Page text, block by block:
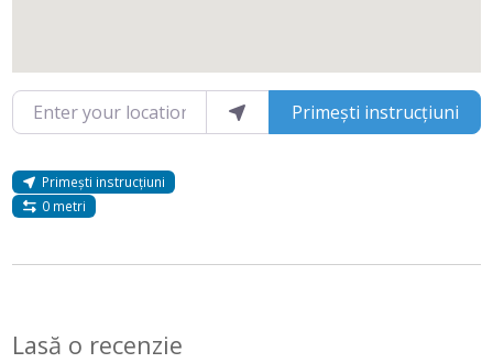
Enter your location
Primești instrucțiuni
Primești instrucțiuni
0 metri
Lasă o recenzie